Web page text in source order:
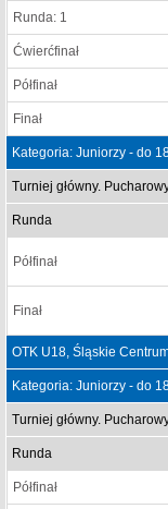
Runda: 1
Ćwierćfinał
Półfinał
Finał
Kategoria: Juniorzy - do
Turniej główny.
Runda
Półfinał
Finał
OTK U18, Śląskie
Kategoria: Juniorzy - do
Turniej główny.
Runda
Półfinał